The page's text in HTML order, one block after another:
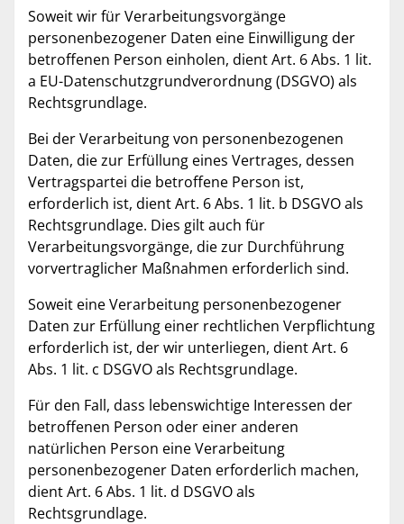
Soweit wir für Verarbeitungsvorgänge
personenbezogener Daten eine Einwilligung der
betroffenen Person einholen, dient Art. 6 Abs. 1 lit.
a EU-Datenschutzgrundverordnung (DSGVO) als
Rechtsgrundlage.
Bei der Verarbeitung von personenbezogenen
Daten, die zur Erfüllung eines Vertrages, dessen
Vertragspartei die betroffene Person ist,
erforderlich ist, dient Art. 6 Abs. 1 lit. b DSGVO als
Rechtsgrundlage. Dies gilt auch für
Verarbeitungsvorgänge, die zur Durchführung
vorvertraglicher Maßnahmen erforderlich sind.
Soweit eine Verarbeitung personenbezogener
Daten zur Erfüllung einer rechtlichen Verpflichtung
erforderlich ist, der wir unterliegen, dient Art. 6
Abs. 1 lit. c DSGVO als Rechtsgrundlage.
Für den Fall, dass lebenswichtige Interessen der
betroffenen Person oder einer anderen
natürlichen Person eine Verarbeitung
personenbezogener Daten erforderlich machen,
dient Art. 6 Abs. 1 lit. d DSGVO als
Rechtsgrundlage.